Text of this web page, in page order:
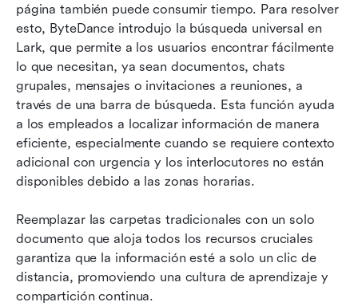
página también puede consumir tiempo. Para resolver
esto, ByteDance introdujo la búsqueda universal en
Lark, que permite a los usuarios encontrar fácilmente
lo que necesitan, ya sean documentos, chats
grupales, mensajes o invitaciones a reuniones, a
través de una barra de búsqueda. Esta función ayuda
a los empleados a localizar información de manera
eficiente, especialmente cuando se requiere contexto
adicional con urgencia y los interlocutores no están
disponibles debido a las zonas horarias.
Reemplazar las carpetas tradicionales con un solo
documento que aloja todos los recursos cruciales
garantiza que la información esté a solo un clic de
distancia, promoviendo una cultura de aprendizaje y
compartición continua.